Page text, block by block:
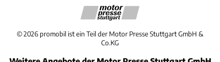
©2026 promobil ist ein Teil der Motor Presse Stuttgart GmbH &
Co.KG